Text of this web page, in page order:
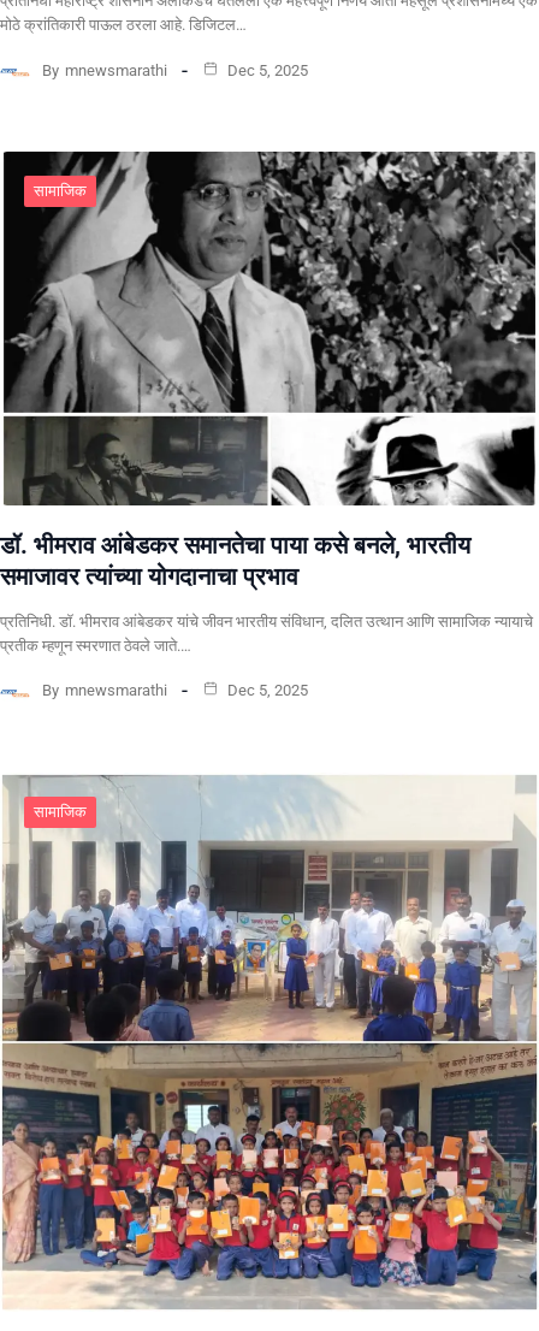
मोठे क्रांतिकारी पाऊल ठरला आहे. डिजिटल…
By mnewsmarathi Dec 5, 2025
सामाजिक
डॉ. भीमराव आंबेडकर समानतेचा पाया कसे बनले, भारतीय
समाजावर त्यांच्या योगदानाचा प्रभाव
प्रतिनिधी. ​डॉ. भीमराव आंबेडकर यांचे जीवन भारतीय संविधान, दलित उत्थान आणि सामाजिक न्यायाचे
प्रतीक म्हणून स्मरणात ठेवले जाते.…
By mnewsmarathi Dec 5, 2025
सामाजिक